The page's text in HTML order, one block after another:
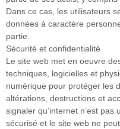
Dans ce cas, les utilisateurs
données à caractère
partie.
Sécurité et confidentialité
Le site web met en oeuvre
techniques, logicielles et
numérique pour protéger les
altérations, destructions et
signaler qu’internet n’est
sécurisé et le site web ne